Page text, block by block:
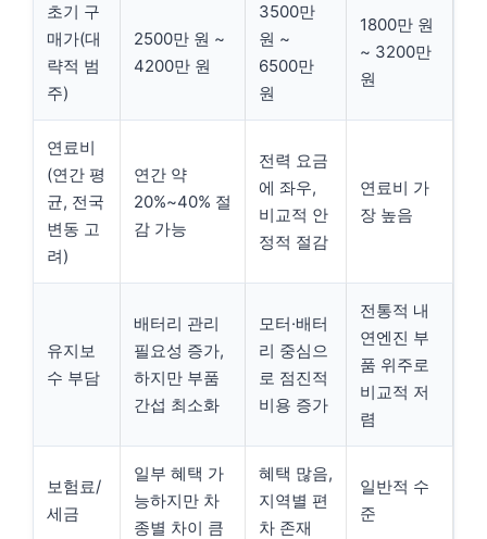
초기 구
매가(대
략적 범
주)
2500만 원 ~
4200만 원
3500만
원 ~
6500만
원
1800만 원
~ 3200만
원
연료비
(연간 평
균, 전국
변동 고
려)
연간 약
20%~40% 절
감 가능
전력 요금
에 좌우,
비교적 안
정적 절감
연료비 가
장 높음
유지보
수 부담
배터리 관리
필요성 증가,
하지만 부품
간섭 최소화
모터·배터
리 중심으
로 점진적
비용 증가
전통적 내
연엔진 부
품 위주로
비교적 저
렴
보험료/
세금
일부 혜택 가
능하지만 차
종별 차이 큼
혜택 많음,
지역별 편
차 존재
일반적 수
준